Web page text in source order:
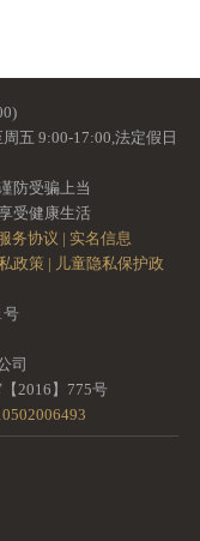
五 9:00-17:00,法定假日
防受骗上当
受健康生活
务协议 | 实名信息
政策 | 儿童隐私保护政
号
司
2016】775号